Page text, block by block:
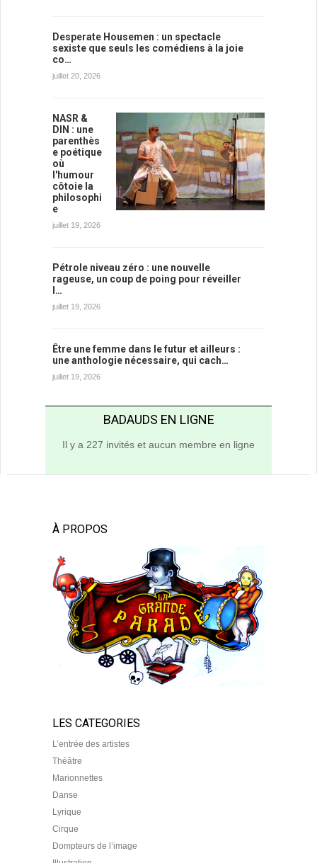
Desperate Housemen : un spectacle
sexiste que seuls les comédiens à la joie
co…
juillet 20, 2026
NASR &
DIN : une
parenthès
e poétique
où
l'humour
côtoie la
philosophi
e
juillet 19, 2026
Pétrole niveau zéro : une nouvelle
rageuse, un coup de poing pour réveiller
l…
juillet 19, 2026
Être une femme dans le futur et ailleurs :
une anthologie nécessaire, qui cach…
juillet 19, 2026
BADAUDS EN LIGNE
Il y a 227 invités et aucun membre en ligne
À PROPOS
LES CATEGORIES
L’entrée des artistes
Théâtre
Marionnettes
Danse
Lyrique
Cirque
Dompteurs de l’image